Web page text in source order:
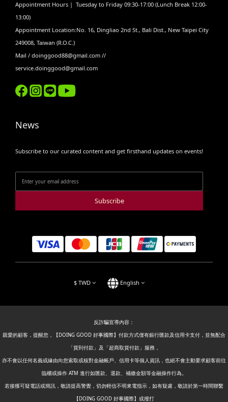
Appointment Hours | Tuesday to Friday 09:30-17:00 (Lunch Break 12:00-
13:00)
Appointment Location:No. 16, Dingliao 2nd St., Bali Dist., New Taipei City
249008, Taiwan (R.O.C.)
Mail / doinggood88@gmail.com //
service.doinggood@gmail.com
News
Subscribe to our curated content and get firsthand updates on events!
Subscribe
$ TWD English
反詐騙宣導內容：
親愛的顧客，提醒您，【DOING GOOD 好事國際】付款方式僅有銀行匯款及信用卡支付，並無配合
「貨到付款」及「超商取貨付款」服務，
亦不會以任何名義或緣由向您索取或核對金融帳戶、信用卡等個人資訊，也絕不會主動要求顧客前往
臨櫃或操作 ATM 進行如匯款、退款、補繳金額等金融操作行為。
若接獲可疑電話或簡訊，敬請提高警覺，切勿輕信不明來電指示，如有疑慮，敬請於第一時間聯繫
【DOING GOOD 好事國際】或撥打